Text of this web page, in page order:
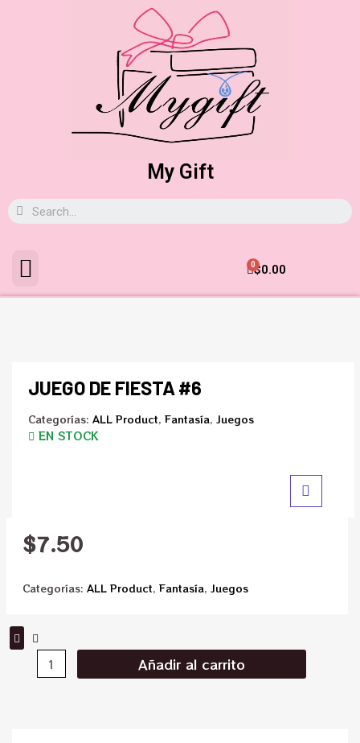
My Gift
$0.00
0
JUEGO DE FIESTA #6
Categorías: ALL Product, Fantasía, Juegos
EN STOCK
$7.50
Categorías: ALL Product, Fantasía, Juegos
Añadir al carrito